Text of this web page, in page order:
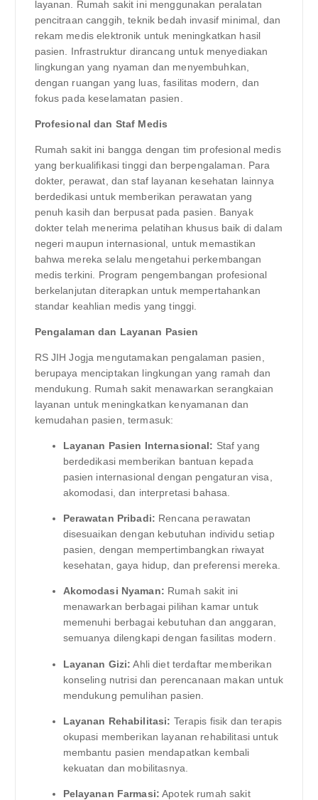
layanan. Rumah sakit ini menggunakan peralatan
pencitraan canggih, teknik bedah invasif minimal, dan
rekam medis elektronik untuk meningkatkan hasil
pasien. Infrastruktur dirancang untuk menyediakan
lingkungan yang nyaman dan menyembuhkan,
dengan ruangan yang luas, fasilitas modern, dan
fokus pada keselamatan pasien.
Profesional dan Staf Medis
Rumah sakit ini bangga dengan tim profesional medis
yang berkualifikasi tinggi dan berpengalaman. Para
dokter, perawat, dan staf layanan kesehatan lainnya
berdedikasi untuk memberikan perawatan yang
penuh kasih dan berpusat pada pasien. Banyak
dokter telah menerima pelatihan khusus baik di dalam
negeri maupun internasional, untuk memastikan
bahwa mereka selalu mengetahui perkembangan
medis terkini. Program pengembangan profesional
berkelanjutan diterapkan untuk mempertahankan
standar keahlian medis yang tinggi.
Pengalaman dan Layanan Pasien
RS JIH Jogja mengutamakan pengalaman pasien,
berupaya menciptakan lingkungan yang ramah dan
mendukung. Rumah sakit menawarkan serangkaian
layanan untuk meningkatkan kenyamanan dan
kemudahan pasien, termasuk:
Layanan Pasien Internasional: Staf yang
berdedikasi memberikan bantuan kepada
pasien internasional dengan pengaturan visa,
akomodasi, dan interpretasi bahasa.
Perawatan Pribadi: Rencana perawatan
disesuaikan dengan kebutuhan individu setiap
pasien, dengan mempertimbangkan riwayat
kesehatan, gaya hidup, dan preferensi mereka.
Akomodasi Nyaman: Rumah sakit ini
menawarkan berbagai pilihan kamar untuk
memenuhi berbagai kebutuhan dan anggaran,
semuanya dilengkapi dengan fasilitas modern.
Layanan Gizi: Ahli diet terdaftar memberikan
konseling nutrisi dan perencanaan makan untuk
mendukung pemulihan pasien.
Layanan Rehabilitasi: Terapis fisik dan terapis
okupasi memberikan layanan rehabilitasi untuk
membantu pasien mendapatkan kembali
kekuatan dan mobilitasnya.
Pelayanan Farmasi: Apotek rumah sakit